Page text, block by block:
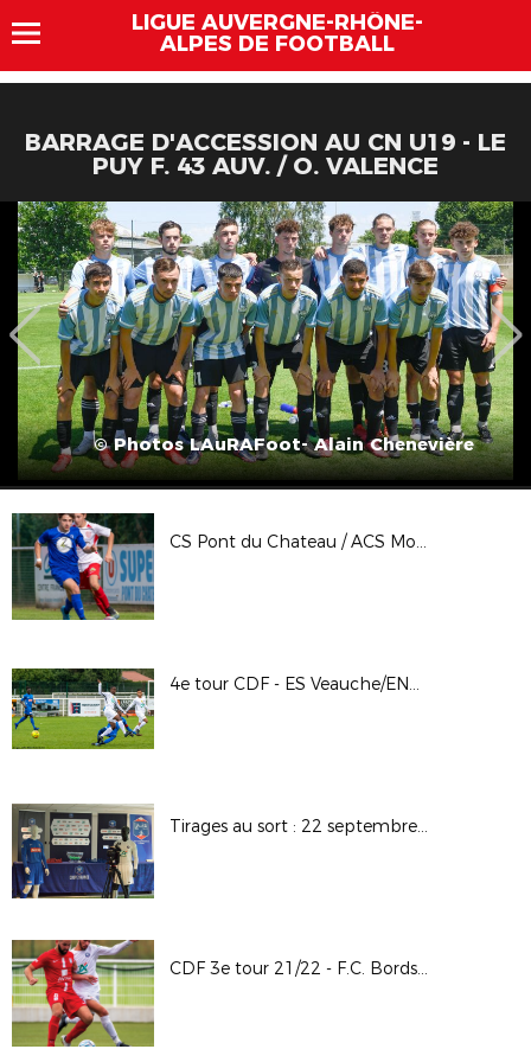
LIGUE AUVERGNE-RHÔNE-
ALPES DE FOOTBALL
BARRAGE D'ACCESSION AU CN U19 - LE
PUY F. 43 AUV. / O. VALENCE
© Photos LAuRAFoot- Alain Chenevière
CS Pont du Chateau / ACS Moulins - CGCA 3e tour
4e tour CDF - ES Veauche/ENT. Crest Aouste
Tirages au sort : 22 septembre 2021 à Cournon d'Auvergne
CDF 3e tour 21/22 - F.C. Bords de Saône / F.C Lyon